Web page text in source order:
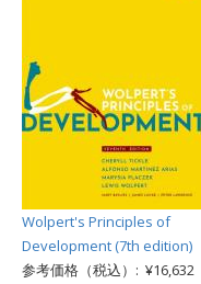
Wolpert's Principles of
Development (7th edition)
参考価格（税込）: ¥16,632